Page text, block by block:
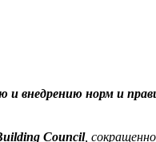
и внедрению норм и
Council,